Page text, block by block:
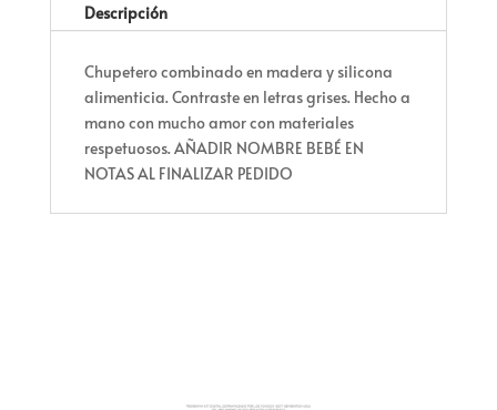
Descripción
Chupetero combinado en madera y silicona
alimenticia. Contraste en letras grises. Hecho a
mano con mucho amor con materiales
respetuosos. AÑADIR NOMBRE BEBÉ EN
NOTAS AL FINALIZAR PEDIDO